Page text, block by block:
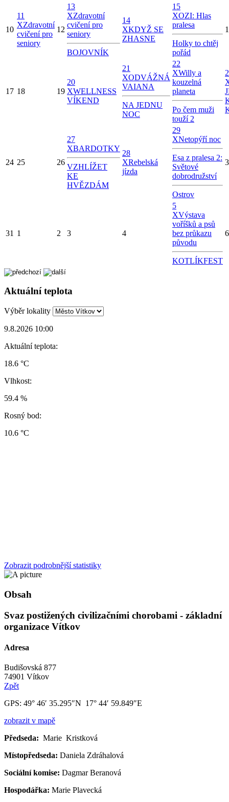
10
11
XZdravotní
cvičení pro
seniory
12
13
XZdravotní
cvičení pro
seniory
BOJOVNÍK
14
XKDYŽ SE
ZHASNE
15
XOZI: Hlas
pralesa
Holky to chtěj
pořád
17 18 19
20
XWELLNESS
VÍKEND
21
XODVÁŽNÁ
VAIANA
NA JEDNU
NOC
22
XWilly a
kouzelná
planeta
Po čem muži
touží 2
24 25 26
27
XBARDOTKY
VZHLÍŽET
KE
HVĚZDÁM
28
XRebelská
jízda
29
XNetopýří noc
Esa z pralesa 2:
Světové
dobrodružství
Ostrov
31 1 2 3 4
5
XVýstava
voříšků a psů
bez průkazu
původu
KOTLÍKFEST
6
Aktuální teplota
Výběr lokality
9.8.2026 10:00
Aktuální teplota:
18.6 °C
Vlhkost:
59.4 %
Rosný bod:
10.6 °C
Zobrazit podrobnější statistiky
Obsah
Svaz postižených civilizačními chorobami - základní
organizace Vítkov
Adresa
Budišovská 877
74901 Vítkov
Zpět
GPS: 49° 46′ 35.295″N 17° 44′ 59.849″E
zobrazit v mapě
Předseda: Marie Kristková
Místopředseda: Daniela Zdráhalová
Sociální komise: Dagmar Beranová
Hospodářka: Marie Plavecká